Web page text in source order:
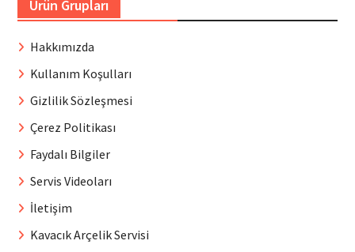
Ürün Grupları
Hakkımızda
Kullanım Koşulları
Gizlilik Sözleşmesi
Çerez Politikası
Faydalı Bilgiler
Servis Videoları
İletişim
Kavacık Arçelik Servisi